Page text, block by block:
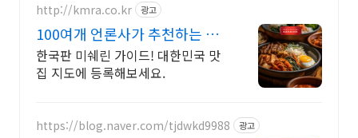
http://kmra.co.kr 광고
100여개 언론사가 추천하는 전
국 맛집 가이드 국민맛집
한국판 미쉐린 가이드! 대한민국 맛
집 지도에 등록해보세요.
https://blog.naver.com/tjdwkd9988 광고